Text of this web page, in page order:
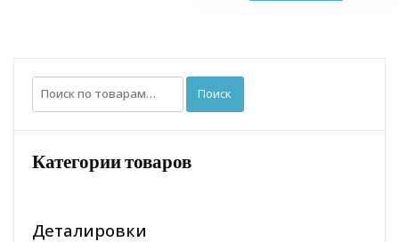
Искать: Поиск
Категории товаров
Деталировки